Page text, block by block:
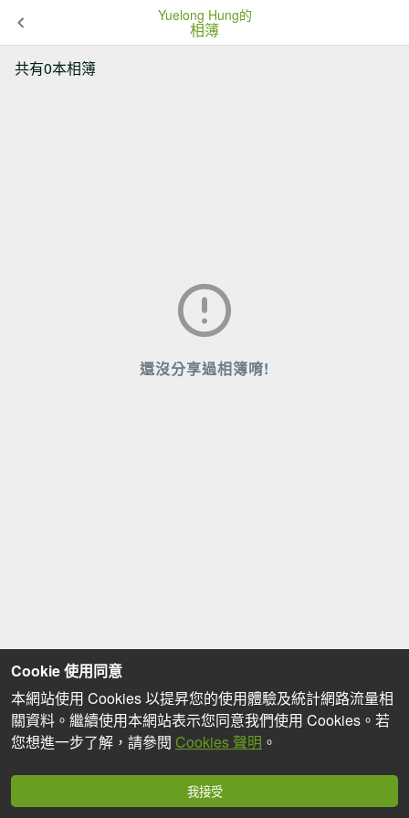
Yuelong Hung的
相簿
共有0本相簿
還沒分享過相簿唷!
Cookie 使用同意
本網站使用 Cookies 以提昇您的使用體驗及統計網路流量相
關資料。繼續使用本網站表示您同意我們使用 Cookies。若
您想進一步了解，請參閱 Cookies 聲明 。
我接受